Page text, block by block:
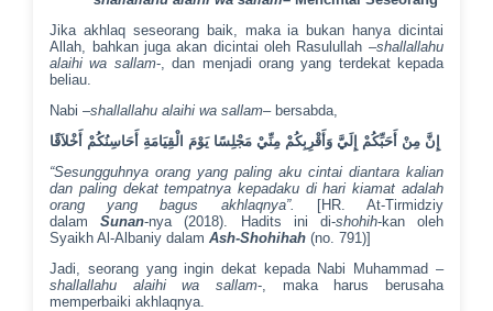
Jika akhlaq seseorang baik, maka ia bukan hanya dicintai
Allah, bahkan juga akan dicintai oleh Rasulullah –shallallahu
alaihi wa sallam-, dan menjadi orang yang terdekat kepada
beliau.
Nabi –shallallahu alaihi wa sallam– bersabda,
إِنَّ مِنْ أَحَبِّكُمْ إِلَيَّ وَأَقْرِبِكُمْ مِنِّيْ مَجْلِسًا يَوْمَ الْقِيَامَةِ أَحَاسِنُكُمْ أَخْلاَقًا
“Sesungguhnya orang yang paling aku cintai diantara kalian
dan paling dekat tempatnya kepadaku di hari kiamat adalah
orang yang bagus akhlaqnya”.
[HR. At-Tirmidziy
dalamSunan-nya (2018). Hadits ini di-shohih-kan oleh
Syaikh Al-Albaniy dalamAsh-Shohihah (no. 791)]
Jadi, seorang yang ingin dekat kepada Nabi Muhammad –
shallallahu alaihi wa sallam-, maka harus berusaha
memperbaiki akhlaqnya.